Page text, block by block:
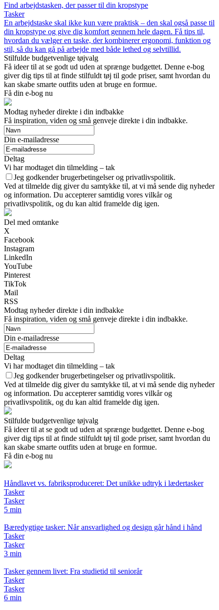
Find arbejdstasken, der passer til din kropstype
Tasker
En arbejdstaske skal ikke kun være praktisk – den skal også passe til
din kropstype og give dig komfort gennem hele dagen. Få tips til,
hvordan du vælger en taske, der kombinerer ergonomi, funktion og
stil, så du kan gå på arbejde med både lethed og selvtillid.
Stilfulde budgetvenlige tøjvalg
Få ideer til at se godt ud uden at sprænge budgettet. Denne e-bog
giver dig tips til at finde stilfuldt tøj til gode priser, samt hvordan du
kan skabe smarte outfits uden at bruge en formue.
Få din e-bog nu
Modtag nyheder direkte i din indbakke
Få inspiration, viden og små genveje direkte i din indbakke.
Din e-mailadresse
Deltag
Vi har modtaget din tilmelding – tak
Jeg godkender brugerbetingelser og privatlivspolitik.
Ved at tilmelde dig giver du samtykke til, at vi må sende dig nyheder
og information. Du accepterer samtidig vores vilkår og
privatlivspolitik, og du kan altid framelde dig igen.
Del med omtanke
X
Facebook
Instagram
LinkedIn
YouTube
Pinterest
TikTok
Mail
RSS
Modtag nyheder direkte i din indbakke
Få inspiration, viden og små genveje direkte i din indbakke.
Din e-mailadresse
Deltag
Vi har modtaget din tilmelding – tak
Jeg godkender brugerbetingelser og privatlivspolitik.
Ved at tilmelde dig giver du samtykke til, at vi må sende dig nyheder
og information. Du accepterer samtidig vores vilkår og
privatlivspolitik, og du kan altid framelde dig igen.
Stilfulde budgetvenlige tøjvalg
Få ideer til at se godt ud uden at sprænge budgettet. Denne e-bog
giver dig tips til at finde stilfuldt tøj til gode priser, samt hvordan du
kan skabe smarte outfits uden at bruge en formue.
Få din e-bog nu
Håndlavet vs. fabriksproduceret: Det unikke udtryk i lædertasker
Tasker
Tasker
5 min
Bæredygtige tasker: Når ansvarlighed og design går hånd i hånd
Tasker
Tasker
3 min
Tasker gennem livet: Fra studietid til seniorår
Tasker
Tasker
6 min